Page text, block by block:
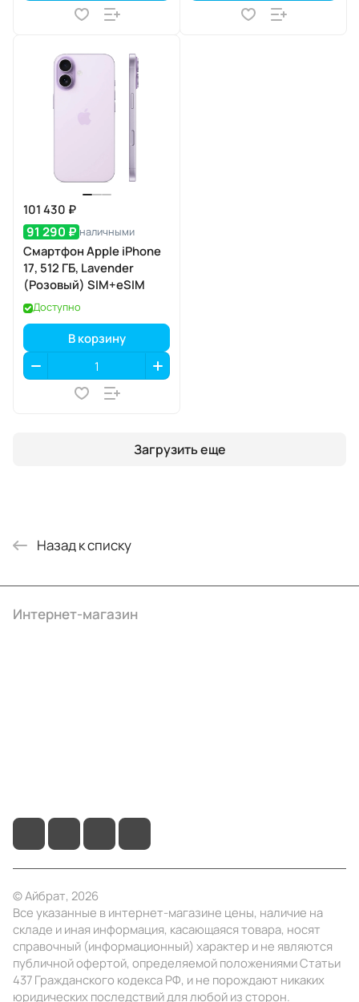
101 430 ₽
91 290 ₽ наличными
Смартфон Apple iPhone
17, 512 ГБ, Lavender
(Розовый) SIM+eSIM
Доступно
В корзину
Загрузить еще
Назад к списку
Интернет-магазин
© Айбрат, 2026
Все указанные в интернет-магазине цены, наличие на
складе и иная информация, касающаяся товара, носят
справочный (информационный) характер и не являются
публичной офертой, определяемой положениями Статьи
437 Гражданского кодекса РФ, и не порождают никаких
юридических последствий для любой из сторон.